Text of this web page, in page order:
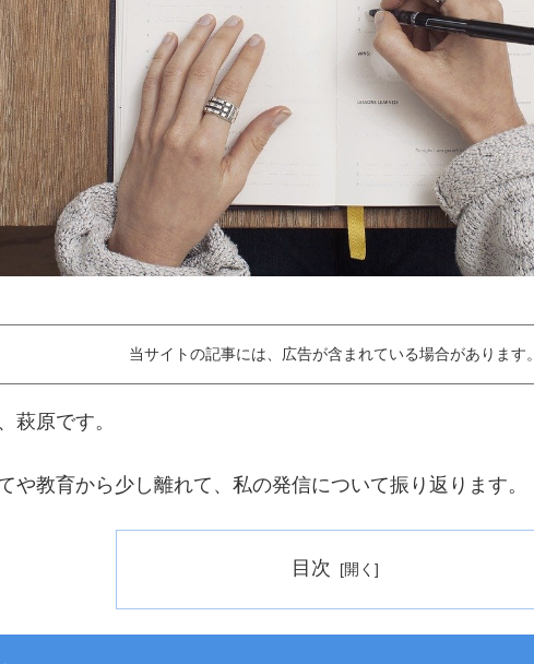
当サイトの記事には、広告が含まれている場合があります。
萩原です。
や教育から少し離れて、私の発信について振り返ります。
目次